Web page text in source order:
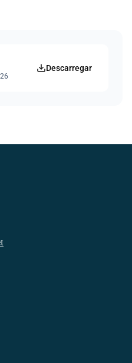
Descarregar